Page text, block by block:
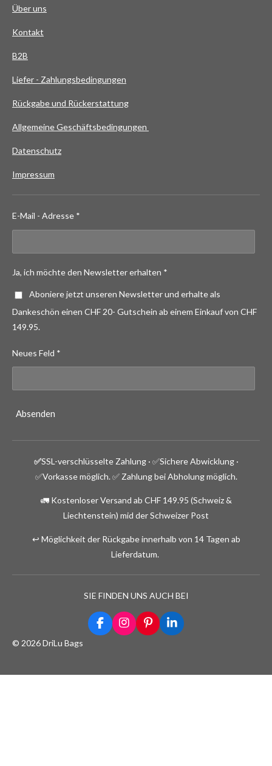
Über uns
Kontakt
B2B
Liefer - Zahlungsbedingungen
Rückgabe und Rückerstattung
Allgemeine Geschäftsbedingungen
Datenschutz
Impressum
E-Mail - Adresse *
Ja, ich möchte den Newsletter erhalten *
Aboniere jetzt unseren Newsletter und erhalte als
Dankeschön einen CHF 20- Gutschein ab einem Einkauf von CHF
149.95.
Neues Feld *
Absenden
✅SSL-verschlüsselte Zahlung · ✅Sichere Abwicklung ·
✅Vorkasse möglich. ✅ Zahlung bei Abholung möglich.
🚛 Kostenloser Versand ab CHF 149.95 (Schweiz &
Liechtenstein) mid der Schweizer Post
↩️ Möglichkeit der Rückgabe innerhalb von 14 Tagen ab
Lieferdatum.
SIE FINDEN UNS AUCH BEI
F
a
I
n
P
i
L
i
© 2026 DriLu Bags